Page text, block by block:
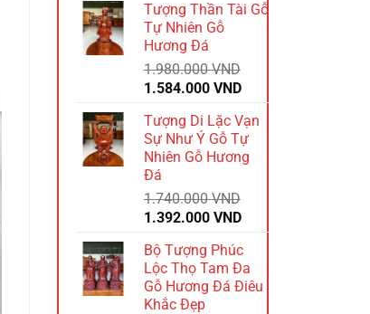
Tượng Thần Tài Gỗ
Tự Nhiên Gỗ
Hương Đá
1.980.000VND
Giá
là:
1.980.000 VND.
1.584.000 VNDGiá
hiện
tại
là:
1.584.000 VND.
Tượng Di Lặc Vạn
Sự Như Ý Gỗ Tự
Nhiên Gỗ Hương
Đá
1.740.000VND
Giá
là:
1.740.000 VND.
1.392.000 VNDGiá
hiện
tại
là:
1.392.000 VND.
Bộ Tượng Phúc
Lộc Thọ Tam Đa
Gỗ Hương Đá Điêu
Khắc Đẹp